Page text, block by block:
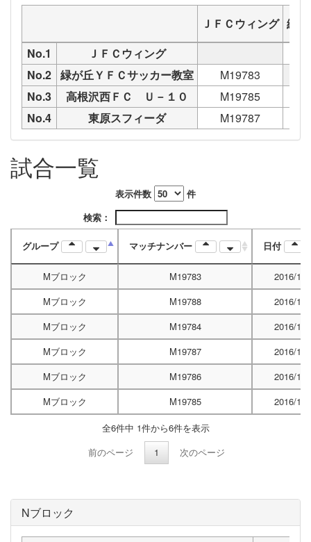
ＪＦＣウィング 緑
No.1
ＪＦＣウィング
No.2 緑が丘ＹＦＣサッカー教室
M19783
No.3
高根沢西ＦＣ Ｕ－１０
M19785
No.4
東原スフィーダ M19787
試合一覧
表示件数
件
検索：
グループ マッチナンバー 日付
Mブロック M19783
2016/12/
Mブロック
M19788
2016/12/
Mブロック
M19784
2016/12/
Mブロック
M19787
2016/12/
Mブロック
M19786
2016/12/
Mブロック
M19785
2016/12/
全6件中 1件から6件を表示
前のページ
1 次のページ
Nブロック